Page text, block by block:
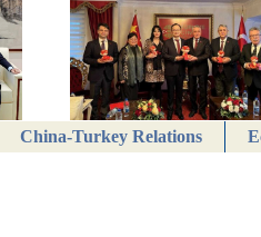
China-Turkey Relations